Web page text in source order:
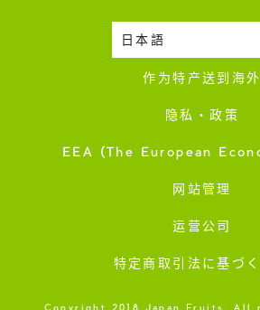
日本語时令蔬果收成表
作为特产送到海外
隐私・政策
EEA (The European
网站管理
运营公司
特定商取引法に基づ